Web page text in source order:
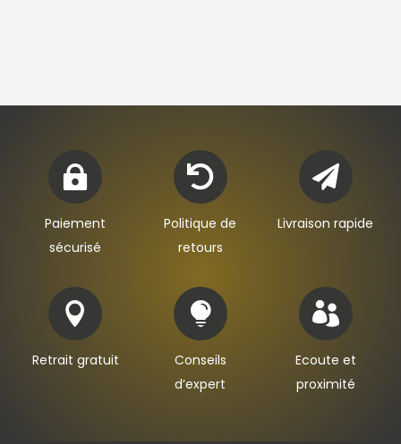

Paiement
sécurisé

Politique de
retours

Livraison rapide

Retrait gratuit

Conseils
d’expert

Ecoute et
proximité